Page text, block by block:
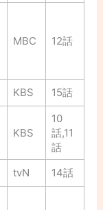
MBC 12話
KBS 15話
KBS
10
話,11
話
tvN 14話